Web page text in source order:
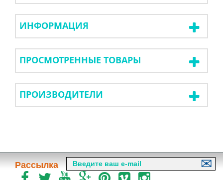
ИНФОРМАЦИЯ
ПРОСМОТРЕННЫЕ ТОВАРЫ
ПРОИЗВОДИТЕЛИ
Рассылка